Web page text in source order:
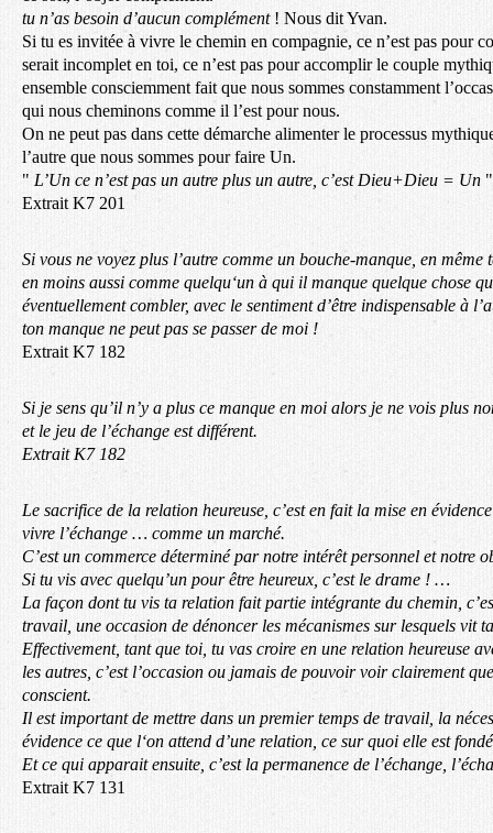
tu n’as besoin d’aucun complément! Nous dit Yvan.
Si tu es invitée à vivre le chemin en compagnie, ce n’est pas pour
serait incomplet en toi, ce n’est pas pour accomplir le couple
ensemble consciemment fait que nous sommes constamment
qui nous cheminons comme il l’est pour nous.
On ne peut pas dans cette démarche alimenter le processus
l’autre que nous sommes pour faire Un.
" L’Un ce n’est pas un autre plus un autre, c’est Dieu+Dieu = Un "
Extrait K7 201
Si vous ne voyez plus l’autre comme un bouche-manque, en même
en moins aussi comme quelqu‘un à qui il manque quelque chose
éventuellement combler, avec le sentiment d’être indispensable à
ton manque ne peut pas se passer de moi !
Extrait K7 182
Si je sens qu’il n’y a plus ce manque en moi alors je ne vois plus
et le jeu de l’échange est différent.
Extrait K7 182
Le sacrifice de la relation heureuse, c’est en fait la mise en
vivre l’échange … comme un marché.
C’est un commerce déterminé par notre intérêt personnel et notre
Si tu vis avec quelqu’un pour être heureux, c’est le drame ! …
La façon dont tu vis ta relation fait partie intégrante du chemin,
travail, une occasion de dénoncer les mécanismes sur lesquels vit
Effectivement, tant que toi, tu vas croire en une relation heureuse
les autres, c’est l’occasion ou jamais de pouvoir voir clairement
conscient.
Il est important de mettre dans un premier temps de travail, la
évidence ce que l‘on attend d’une relation, ce sur quoi elle est
Et ce qui apparait ensuite, c’est la permanence de l’échange,
Extrait K7 131